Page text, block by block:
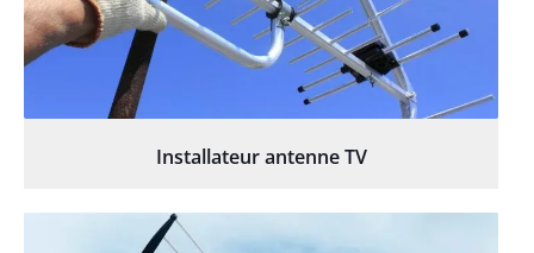
Installateur antenne TV